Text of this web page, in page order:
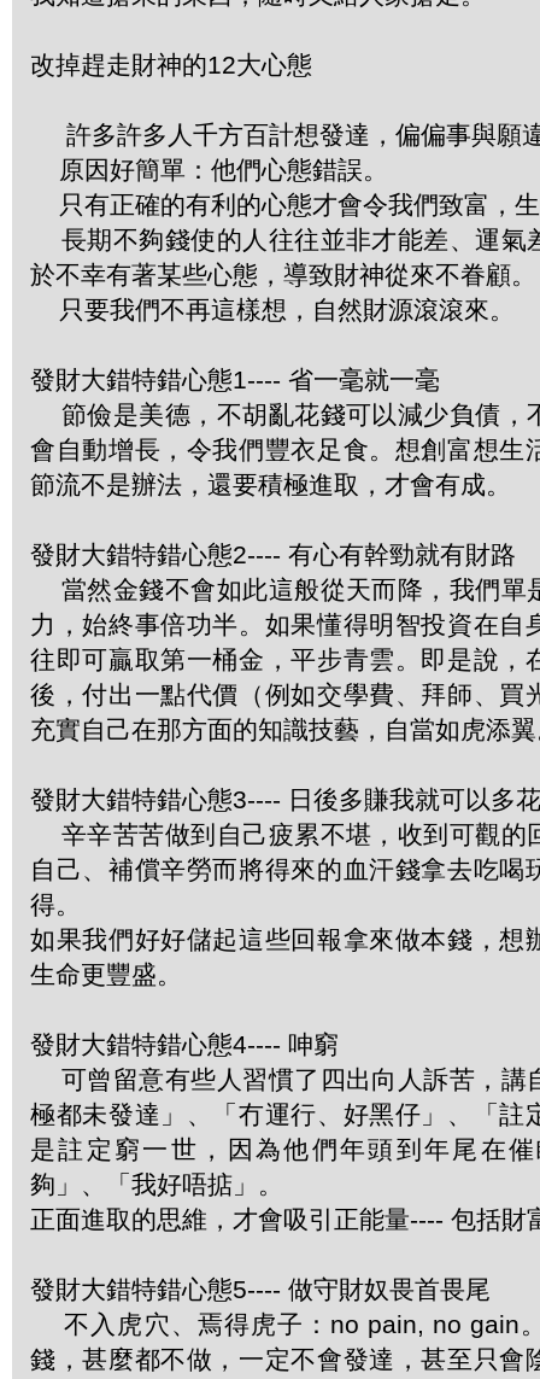
改掉趕走財神的12大心態
許多許多人千方百計想發達，偏偏事與願
原因好簡單：他們心態錯誤。
只有正確的有利的心態才會令我們致富，
長期不夠錢使的人往往並非才能差、運氣
於不幸有著某些心態，導致財神從來不眷顧。
只要我們不再這樣想，自然財源滾滾來。
發財大錯特錯心態1---- 省一毫就一毫
節儉是美德，不胡亂花錢可以減少負債，
會自動增長，令我們豐衣足食。想創富想生
節流不是辦法，還要積極進取，才會有成。
發財大錯特錯心態2---- 有心有幹勁就有財路
當然金錢不會如此這般從天而降，我們單
力，始終事倍功半。如果懂得明智投資在自
往即可贏取第一桶金，平步青雲。即是說，
後，付出一點代價（例如交學費、拜師、買
充實自己在那方面的知識技藝，自當如虎添
發財大錯特錯心態3---- 日後多賺我就可以多
辛辛苦苦做到自己疲累不堪，收到可觀的
自己、補償辛勞而將得來的血汗錢拿去吃喝
得。
如果我們好好儲起這些回報拿來做本錢，想
生命更豐盛。
發財大錯特錯心態4---- 呻窮
可曾留意有些人習慣了四出向人訴苦，講
極都未發達」、「冇運行、好黑仔」、「註
是註定窮一世，因為他們年頭到年尾在
夠」、「我好唔掂」。
正面進取的思維，才會吸引正能量---- 包括財
發財大錯特錯心態5---- 做守財奴畏首畏尾
不入虎穴、焉得虎子：no pain, no gain
錢，甚麼都不做，一定不會發達，甚至只會